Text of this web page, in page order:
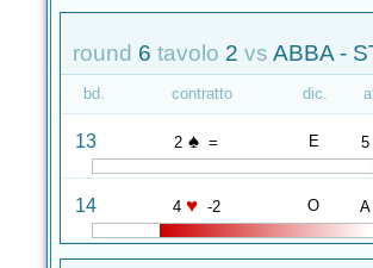
round 6 tavolo 2 vs ABBA -
bd. contratto dic.
13 2 ♠ = E 5
14 4 ♥ -2 O A